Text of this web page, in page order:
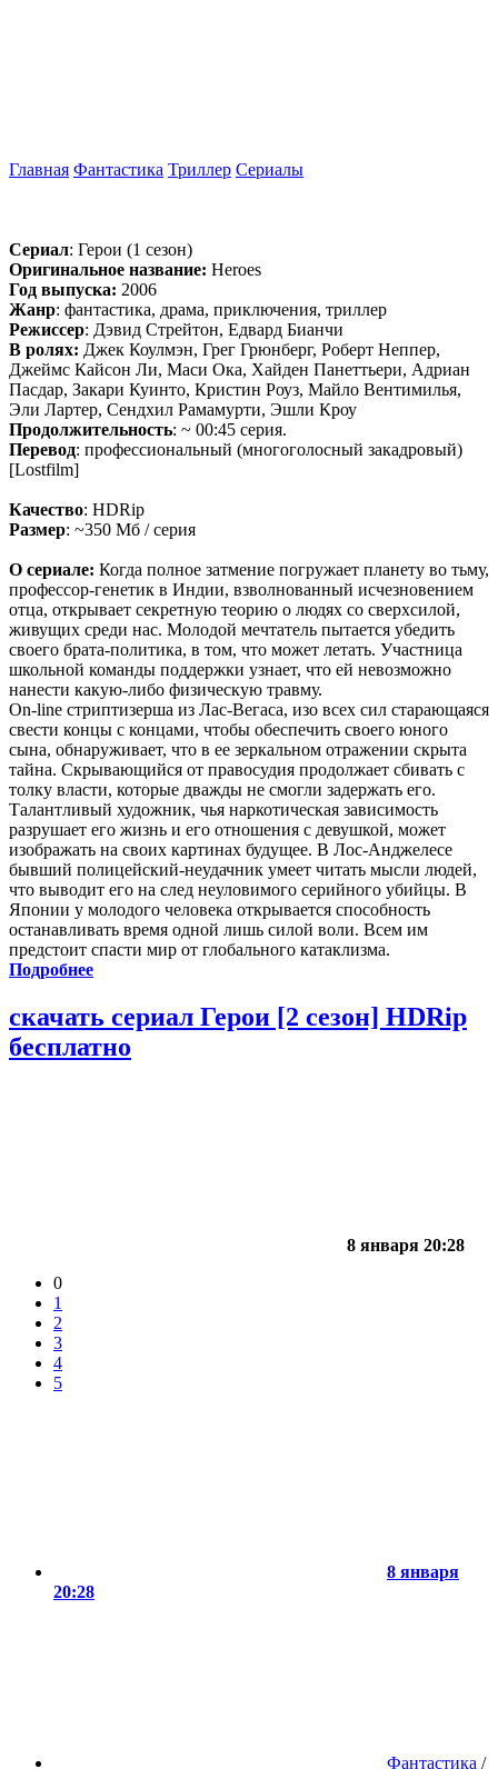
Главная Фантастика Триллер Сериалы
Сериал: Герои (1 сезон)
Оригинальное название: Heroes
Год выпуска: 2006
Жанр: фантастика, драма, приключения, триллер
Режиссер: Дэвид Стрейтон, Едвард Бианчи
В ролях: Джек Коулмэн, Грег Грюнберг, Роберт Неппер,
Джеймс Кайсон Ли, Маси Ока, Хайден Панеттьери, Адриан
Пасдар, Закари Куинто, Кристин Роуз, Майло Вентимилья,
Эли Лартер, Сендхил Рамамурти, Эшли Кроу
Продолжительность: ~ 00:45 серия.
Перевод: профессиональный (многоголосный закадровый)
[Lostfilm]
Качество: HDRip
Размер: ~350 Мб / серия
О сериале: Когда полное затмение погружает планету во тьму,
профессор-генетик в Индии, взволнованный исчезновением
отца, открывает секретную теорию о людях со сверхсилой,
живущих среди нас. Молодой мечтатель пытается убедить
своего брата-политика, в том, что может летать. Участница
школьной команды поддержки узнает, что ей невозможно
нанести какую-либо физическую травму.
On-line cтриптизерша из Лас-Вегаса, изо всех сил старающаяся
свести концы с концами, чтобы обеспечить своего юного
сына, обнаруживает, что в ее зеркальном отражении скрыта
тайна. Скрывающийся от правосудия продолжает сбивать с
толку власти, которые дважды не смогли задержать его.
Талантливый художник, чья наркотическая зависимость
разрушает его жизнь и его отношения с девушкой, может
изображать на своих картинах будущее. В Лос-Анджелесе
бывший полицейский-неудачник умеет читать мысли людей,
что выводит его на след неуловимого серийного убийцы. В
Японии у молодого человека открывается способность
останавливать время одной лишь силой воли. Всем им
предстоит спасти мир от глобального катаклизма.
Подробнее
скачать сериал Герои [2 сезон] HDRip
бесплатно
8 января 20:28
0
1
2
3
4
5
8 января
20:28
Фантастика /